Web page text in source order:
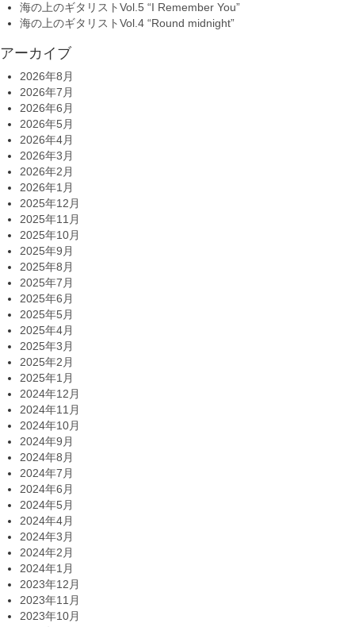
海の上のギタリストVol.5 “I Remember You”
海の上のギタリストVol.4 “Round midnight”
アーカイブ
2026年8月
2026年7月
2026年6月
2026年5月
2026年4月
2026年3月
2026年2月
2026年1月
2025年12月
2025年11月
2025年10月
2025年9月
2025年8月
2025年7月
2025年6月
2025年5月
2025年4月
2025年3月
2025年2月
2025年1月
2024年12月
2024年11月
2024年10月
2024年9月
2024年8月
2024年7月
2024年6月
2024年5月
2024年4月
2024年3月
2024年2月
2024年1月
2023年12月
2023年11月
2023年10月